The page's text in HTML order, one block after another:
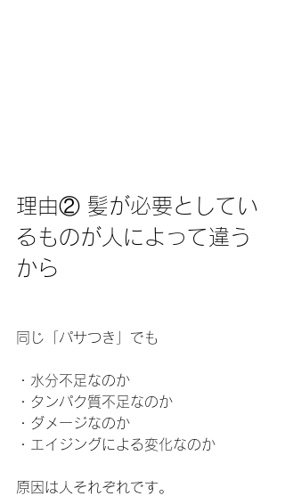
理由② 髪が必要としてい
るものが人によって違う
から
同じ「パサつき」でも
・水分不足なのか
・タンパク質不足なのか
・ダメージなのか
・エイジングによる変化なのか
原因は人それぞれです。